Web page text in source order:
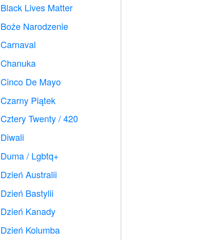
Black Lives Matter
Boże Narodzenie
Carnaval
Chanuka
Cinco De Mayo
Czarny Piątek
Cztery Twenty / 420
Diwali
Duma / Lgbtq+
Dzień Australii
Dzień Bastylii
Dzień Kanady
Dzień Kolumba